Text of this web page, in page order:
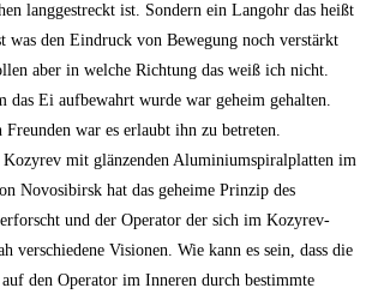
langgestreckt ist. Sondern ein Langohr das heißt
was den Eindruck von Bewegung noch verstärkt
aber in welche Richtung das weiß ich nicht.
das Ei aufbewahrt wurde war geheim gehalten.
war es erlaubt ihn zu betreten.
mit glänzenden Aluminiumspiralplatten im
Novosibirsk hat das geheime Prinzip des
und der Operator der sich im Kozyrev-
verschiedene Visionen. Wie kann es sein, dass die
den Operator im Inneren durch bestimmte